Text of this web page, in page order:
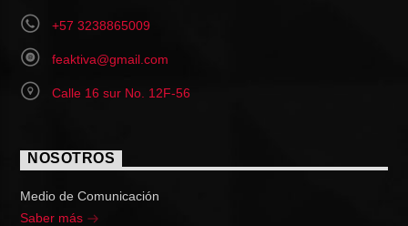
+57 3238865009
feaktiva@gmail.com
Calle 16 sur No. 12F-56
NOSOTROS
Medio de Comunicación
Saber más